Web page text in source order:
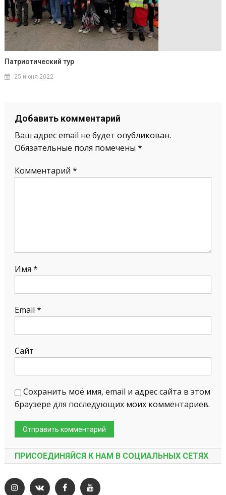
Патриотический тур
25 июня 2022
Добавить комментарий
Ваш адрес email не будет опубликован.
Обязательные поля помечены *
Комментарий *
Имя *
Email *
Сайт
Сохранить моё имя, email и адрес сайта в этом
браузере для последующих моих комментариев.
ПРИСОЕДИНЯЙСЯ К НАМ В СОЦИАЛЬНЫХ СЕТЯХ